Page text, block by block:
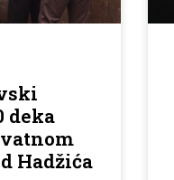
deka
Hadžića